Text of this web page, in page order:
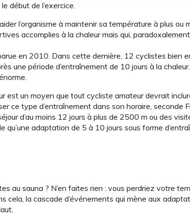
début de l’exercice.
l’organisme à maintenir sa température à plus ou
accomplies à la chaleur mais qui,
en 2010. Dans cette dernière, 12 cyclistes bien
une période d’entraînement de 10 jours à la
est un moyen que tout cycliste amateur devrait
ce type d’entraînement dans son horaire, seconde
d’au moins 12 jours à plus de 2500 m ou des
adaptation de 5 à 10 jours sous forme
au sauna ? N’en faites rien : vous perdriez votre
cela, la cascade d’événements qui mène aux